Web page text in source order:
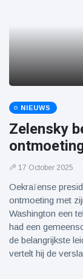
NIEUWS
Zelensky
17 October 2025
Oekraïense
ontmoeting met
Washington een
had een
de belangrijkste
vertelt hij de